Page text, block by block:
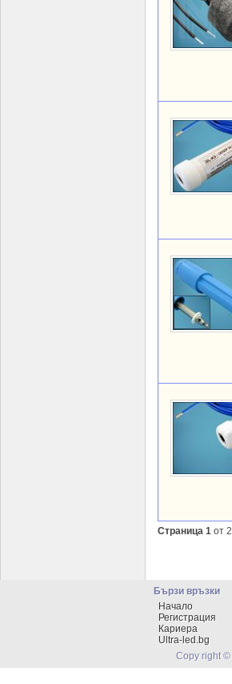
Страница 1 от 2
Бързи връзки
Начало
Регистрация
Кариера
Ultra-led.bg
Copy right ©